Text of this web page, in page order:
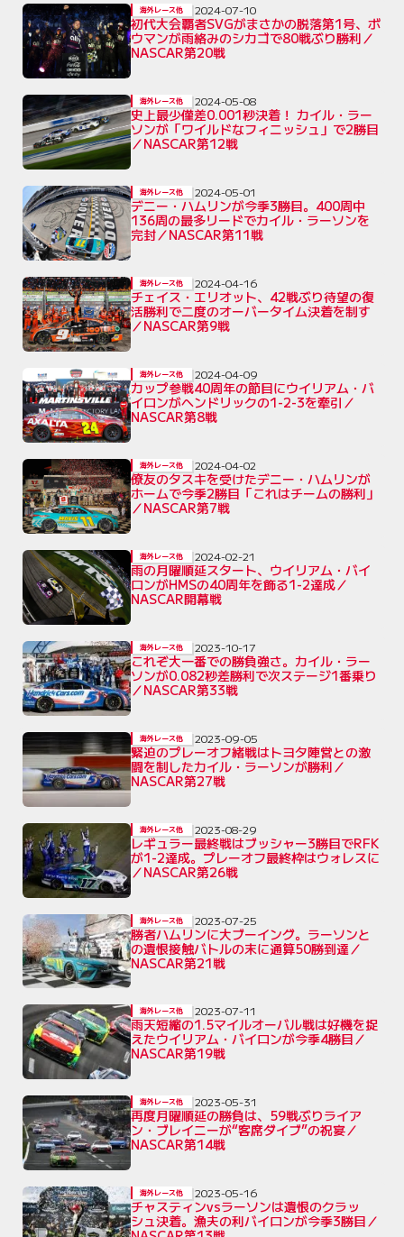
初代大会覇者SVGがまさかの脱落第1号、ボ
ウマンが雨絡みのシカゴで80戦ぶり勝利／
NASCAR第20戦
海外レース他 2024-07-10
史上最少僅差0.001秒決着！ カイル・ラー
ソンが「ワイルドなフィニッシュ」で2勝目
／NASCAR第12戦
海外レース他 2024-05-08
デニー・ハムリンが今季3勝目。400周中
136周の最多リードでカイル・ラーソンを
完封／NASCAR第11戦
海外レース他 2024-05-01
チェイス・エリオット、42戦ぶり待望の復
活勝利で二度のオーバータイム決着を制す
／NASCAR第9戦
海外レース他 2024-04-16
カップ参戦40周年の節目にウイリアム・バ
イロンがヘンドリックの1-2-3を牽引／
NASCAR第8戦
海外レース他 2024-04-09
僚友のタスキを受けたデニー・ハムリンが
ホームで今季2勝目「これはチームの勝利」
／NASCAR第7戦
海外レース他 2024-04-02
雨の月曜順延スタート、ウイリアム・バイ
ロンがHMSの40周年を飾る1-2達成／
NASCAR開幕戦
海外レース他 2024-02-21
これぞ大一番での勝負強さ。カイル・ラー
ソンが0.082秒差勝利で次ステージ1番乗り
／NASCAR第33戦
海外レース他 2023-10-17
緊迫のプレーオフ緒戦はトヨタ陣営との激
闘を制したカイル・ラーソンが勝利／
NASCAR第27戦
海外レース他 2023-09-05
レギュラー最終戦はブッシャー3勝目でRFK
が1-2達成。プレーオフ最終枠はウォレスに
／NASCAR第26戦
海外レース他 2023-08-29
勝者ハムリンに大ブーイング。ラーソンと
の遺恨接触バトルの末に通算50勝到達／
NASCAR第21戦
海外レース他 2023-07-25
雨天短縮の1.5マイルオーバル戦は好機を捉
えたウイリアム・バイロンが今季4勝目／
NASCAR第19戦
海外レース他 2023-07-11
再度月曜順延の勝負は、59戦ぶりライア
ン・ブレイニーが“客席ダイブ”の祝宴／
NASCAR第14戦
海外レース他 2023-05-31
チャスティンvsラーソンは遺恨のクラッ
シュ決着。漁夫の利バイロンが今季3勝目／
海外レース他 2023-05-16